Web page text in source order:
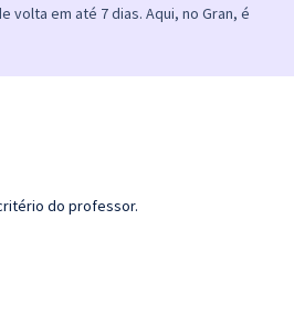
em até 7 dias. Aqui, no Gran, é
do professor.